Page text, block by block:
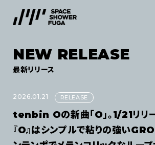
SERVICES
デジタルディストリビューション
マーケティングサービス
ABOUT
INFORMATION
NEW RELEASE
最新リリース
2026.01.21 RELEASE
tenbin Oの新曲「O」。1/21リリ
『O』はシンプルで粘りの強い